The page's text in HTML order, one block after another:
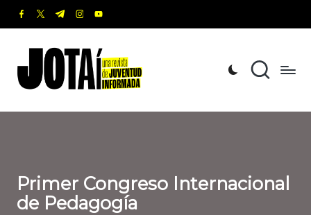
Saltar
contenido
facebook.com
twitter.com
t.me instagram.com
youtube.com
o
t
revista
de
Informada
Primer Congreso Internacional
de Pedagogía